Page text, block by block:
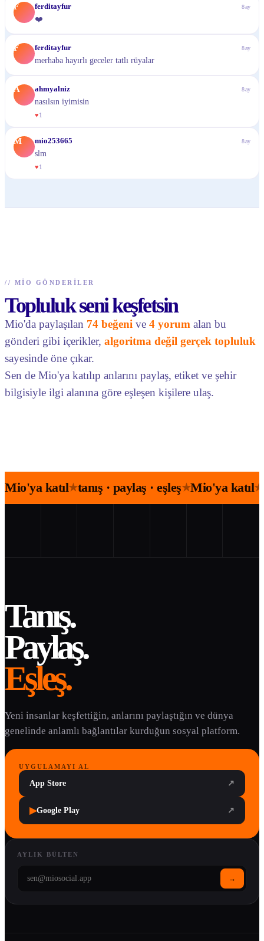
F ferditayfur 8ay
❤️
F ferditayfur 8ay
merhaba hayırlı geceler tatlı rüyalar
A ahmyalniz 8ay
nasılsın iyimisin
♥1
M mio253665 8ay
slm
♥1
// MIO GÖNDERILER
Topluluk seni keşfetsin
Mio'da paylaşılan 74 beğeni ve 4 yorum alan bu
gönderi gibi içerikler, algoritma değil gerçek topluluk
sayesinde öne çıkar.
Sen de Mio'ya katılıp anlarını paylaş, etiket ve şehir
bilgisiyle ilgi alanına göre eşleşen kişilere ulaş.
Mio'ya katıl★tanış · paylaş · eşleş★Mio'ya katıl★
Tanış.
Paylaş.
Eşleş.
Yeni insanlar keşfettiğin, anlarını paylaştığın ve dünya
genelinde anlamlı bağlantılar kurduğun sosyal platform.
UYGULAMAYI AL
App Store ↗
▶Google Play ↗
AYLIK BÜLTEN
→